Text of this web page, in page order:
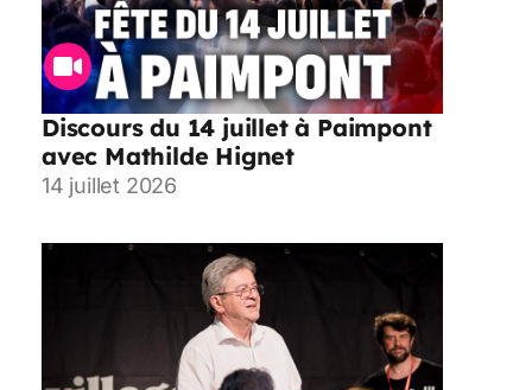
Discours du 14 juillet à Paimpont
avec Mathilde Hignet
14 juillet 2026